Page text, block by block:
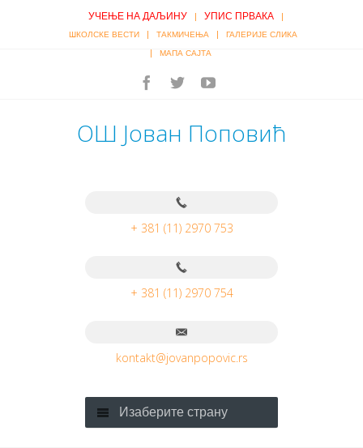
УЧЕЊЕ НА ДАЉИНУ | УПИС ПРВАКА |
ШКОЛСКЕ ВЕСТИ | ТАКМИЧЕЊА | ГАЛЕРИЈЕ СЛИКА
| МАПА САЈТА
ОШ Јован Поповић
+ 381 (11) 2970 753
+ 381 (11) 2970 754
kontakt@jovanpopovic.rs
Изаберите страну